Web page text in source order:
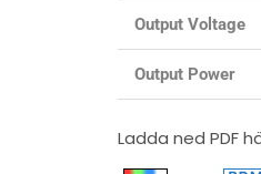
Output Voltage
Output Power
Ladda ned PDF